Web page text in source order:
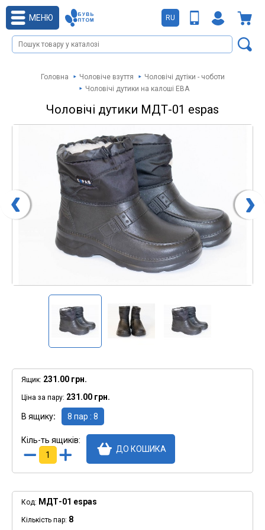
RU
МЕНЮ
Головна Чоловіче взуття
Чоловічі дутіки - чоботи
Чоловічі дутики на калоші ЕВА
Чоловічі дутики МДТ-01 espas
Ящик: 231.00 грн.
Ціна за пару: 231.00 грн.
В ящику 8 пар : 8
Кіль-ть ящиків:
ДО КОШИКА
Код: МДТ-01 espas
Кількість пар: 8